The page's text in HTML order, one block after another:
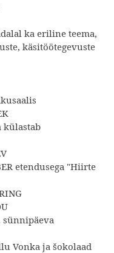
ka eriline teema,
käsitöötegevuste
külastab
etendusega "Hiirte
sünnipäeva
Vonka ja šokolaad